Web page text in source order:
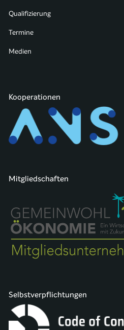
Qualifizierung
Termine
Medien
Kooperationen
Mitgliedschaften
Selbstverpflichtungen